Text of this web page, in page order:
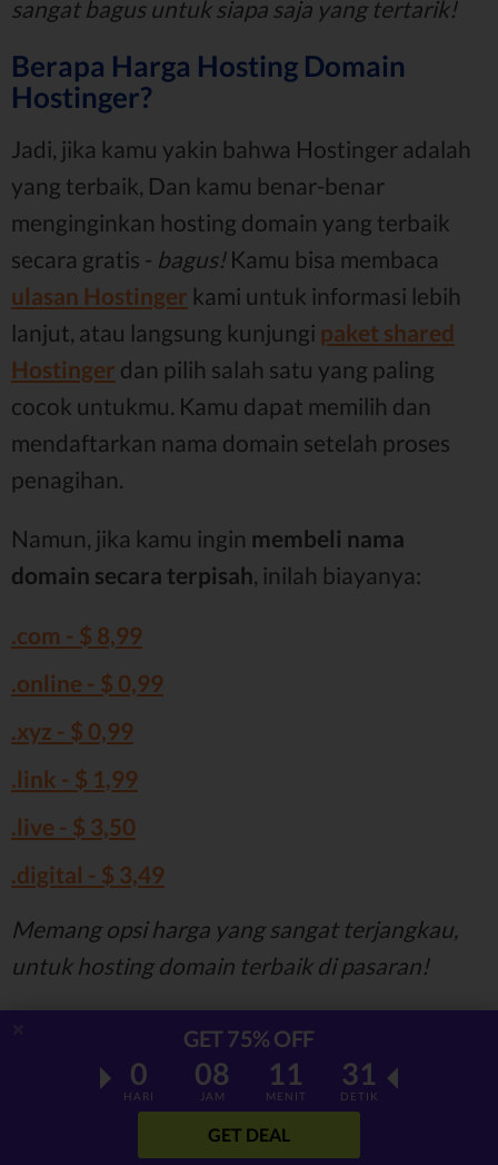
sangat bagus untuk siapa saja yang tertarik!
Berapa Harga Hosting Domain
Hostinger?
Jadi, jika kamu yakin bahwa Hostinger adalah
yang terbaik, Dan kamu benar-benar
menginginkan hosting domain yang terbaik
secara gratis - bagus!Kamu bisa membaca
ulasan Hostinger kami untuk informasi lebih
lanjut, atau langsung kunjungi paket shared
Hostinger dan pilih salah satu yang paling
cocok untukmu. Kamu dapat memilih dan
mendaftarkan nama domain setelah proses
penagihan.
Namun, jika kamu ingin membeli nama
domain secara terpisah, inilah biayanya:
.com - $ 8,99
.online - $ 0,99
.xyz - $ 0,99
.link - $ 1,99
.live - $ 3,50
.digital - $ 3,49
Memang opsi harga yang sangat terjangkau,
untuk hosting domain terbaik di pasaran!
Kunjungi Hostinger
...atau baca ulasan Hostinger kami
3. GoDaddy - Pilihan Ekstensi
GET 75% OFF
0
HARI
08
JAM
11
MENIT
30
DETIK
GET DEAL